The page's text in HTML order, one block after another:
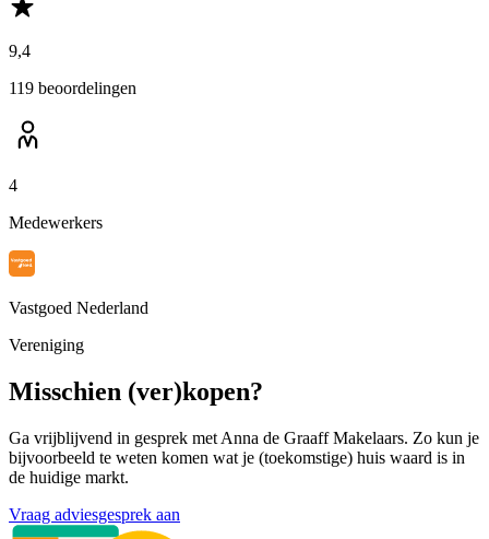
9,4
119 beoordelingen
4
Medewerkers
Vastgoed Nederland
Vereniging
Misschien (ver)kopen?
Ga vrijblijvend in gesprek met Anna de Graaff Makelaars. Zo kun je
bijvoorbeeld te weten komen wat je (toekomstige) huis waard is in
de huidige markt.
Vraag adviesgesprek aan